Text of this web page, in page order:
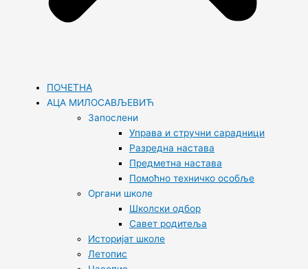
ПОЧЕТНА
АЦА МИЛОСАВЉЕВИЋ
Запослени
Управа и стручни сарадници
Разредна настава
Предметна настава
Помоћно техничко особље
Органи школе
Школски одбор
Савет родитеља
Историјат школе
Летопис